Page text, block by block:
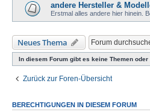
andere Hersteller &
Erstmal alles andere hier hinein.
Neues Thema
In diesem Forum gibt es keine Themen oder
Zurück zur Foren-Übersicht
BERECHTIGUNGEN IN DIESEM FORUM